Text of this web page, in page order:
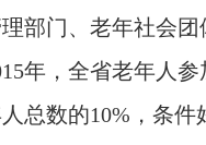
部门、老年社会
年，全省老年人
总数的10% ，条